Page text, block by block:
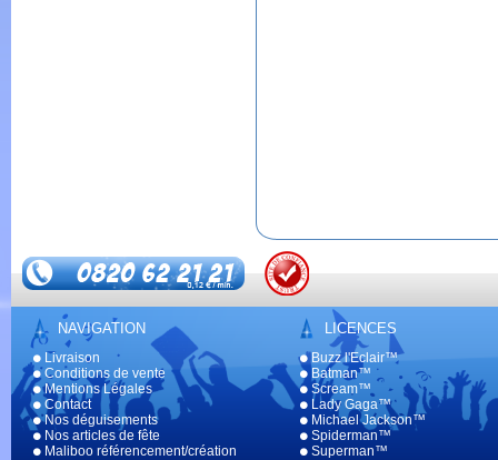
NAVIGATION
Livraison
Conditions de vente
Mentions Légales
Contact
Nos déguisements
Nos articles de fête
Maliboo référencement/création
LICENCES
Buzz l'Eclair™
Batman™
Scream™
Lady Gaga™
Michael Jackson™
Spiderman™
Superman™